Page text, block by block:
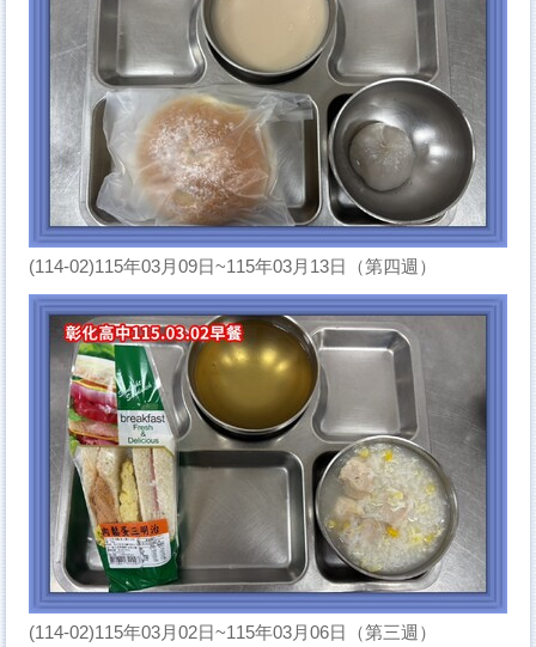
(114-02)115年03月09日~115年03月13日（第四週）
(114-02)115年03月02日~115年03月06日（第三週）